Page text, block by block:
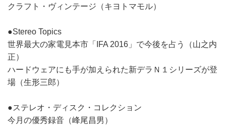
クラフト・ヴィンテージ（キヨトマモル）
●Stereo Topics
世界最大の家電見本市「IFA 2016」で今後を占う（山之内
正）
ハードウェアにも手が加えられた新デラＮ１シリーズが登
場（生形三郎）
●ステレオ・ディスク・コレクション
今月の優秀録音（峰尾昌男）